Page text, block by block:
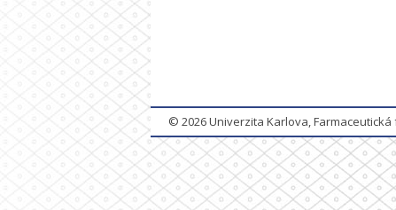
© 2026Univerzita Karlova,